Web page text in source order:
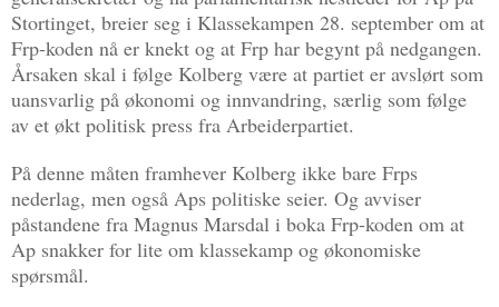
Stortinget, breier seg i Klassekampen 28. september om at
Frp-koden nå er knekt og at Frp har begynt på nedgangen.
Årsaken skal i følge Kolberg være at partiet er avslørt som
uansvarlig på økonomi og innvandring, særlig som følge
av et økt politisk press fra Arbeiderpartiet.
På denne måten framhever Kolberg ikke bare Frps
nederlag, men også Aps politiske seier. Og avviser
påstandene fra Magnus Marsdal i boka Frp-koden om at
Ap snakker for lite om klassekamp og økonomiske
spørsmål.